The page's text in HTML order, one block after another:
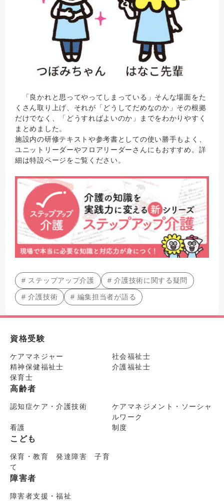
「良かれと思ってやってしまっている」そんな場面をた
くさん取り上げ、それが「どうしてだめなのか」その根拠
だけでなく、「どうすればよいのか」までをわかりやすく
まとめました。
施設内の研修テキストや参考書としての使い勝手もよく、
ユニットリーダーやフロアリーダーさんにもおすすめ。詳
細は特設ページをご覧ください。
# ステップアップ介護 # 介護技術に関する疑問
# 介護技術 # 編集担当者が語る
資格受験
ケアマネジャー
社会福祉士
精神保健福祉士
介護福祉士
保育士
高齢者
認知症ケア・介護技術
ケアマネジメント・ソーシャ
ルワーク
看護
制度
こども
保育・教育 発達障害 子育
て
障害者
障害者支援・福祉